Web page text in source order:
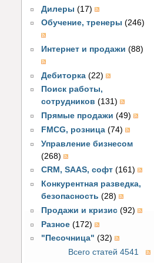
Дилеры (17)
Обучение, тренеры (246)
Интернет и продажи (88)
Дебиторка (22)
Поиск работы,
сотрудников (131)
Прямые продажи (49)
FMCG, розница (74)
Управление бизнесом
(268)
CRM, SAAS, софт (161)
Конкурентная разведка,
безопасность (28)
Продажи и кризис (92)
Разное (172)
"Песочница" (32)
Всего статей 4541